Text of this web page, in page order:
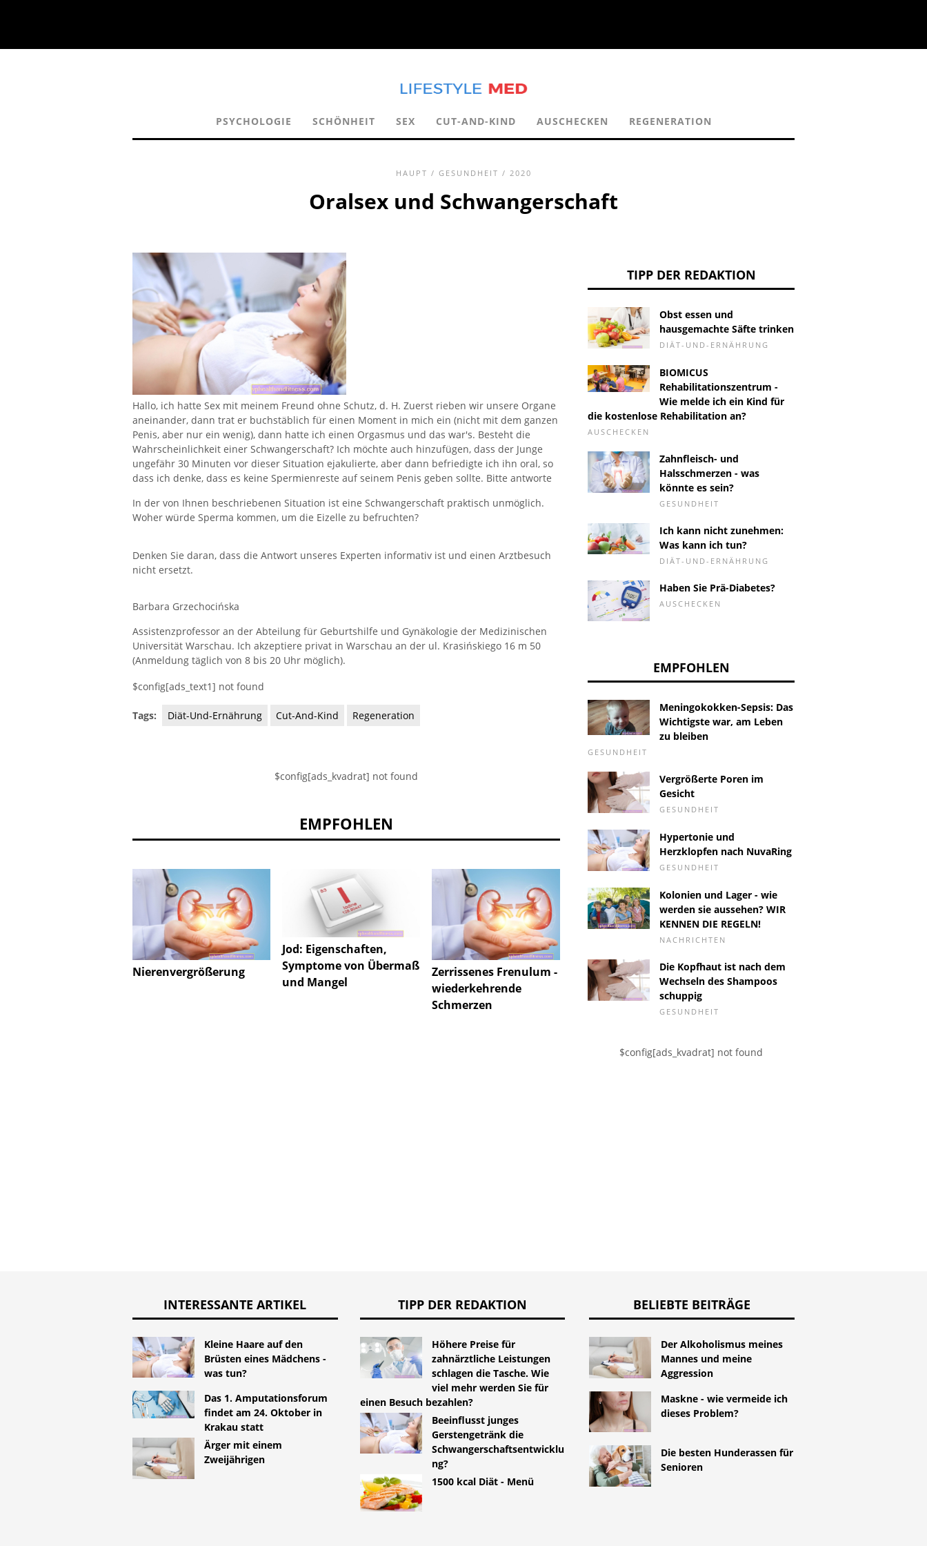
PSYCHOLOGIE SCHÖNHEIT SEX CUT-AND-KIND AUSCHECKEN REGENERATION
HAUPT / GESUNDHEIT / 2020
Oralsex und Schwangerschaft
Hallo, ich hatte Sex mit meinem Freund ohne Schutz, d. H. Zuerst rieben wir unsere Organe
aneinander, dann trat er buchstäblich für einen Moment in mich ein (nicht mit dem ganzen
Penis, aber nur ein wenig), dann hatte ich einen Orgasmus und das war's. Besteht die
Wahrscheinlichkeit einer Schwangerschaft? Ich möchte auch hinzufügen, dass der Junge
ungefähr 30 Minuten vor dieser Situation ejakulierte, aber dann befriedigte ich ihn oral, so
dass ich denke, dass es keine Spermienreste auf seinem Penis geben sollte. Bitte antworte
In der von Ihnen beschriebenen Situation ist eine Schwangerschaft praktisch unmöglich.
Woher würde Sperma kommen, um die Eizelle zu befruchten?
Denken Sie daran, dass die Antwort unseres Experten informativ ist und einen Arztbesuch
nicht ersetzt.
Barbara Grzechocińska
Assistenzprofessor an der Abteilung für Geburtshilfe und Gynäkologie der Medizinischen
Universität Warschau. Ich akzeptiere privat in Warschau an der ul. Krasińskiego 16 m 50
(Anmeldung täglich von 8 bis 20 Uhr möglich).
$config[ads_text1] not found
Tags: Diät-Und-Ernährung Cut-And-Kind Regeneration
$config[ads_kvadrat] not found
EMPFOHLEN
Nierenvergrößerung
Jod: Eigenschaften,
Symptome von Übermaß
und Mangel
Zerrissenes Frenulum -
wiederkehrende
Schmerzen
Brustultraschall - Was
ist Duktopathie?
TIPP DER REDAKTION
Obst essen und
hausgemachte Säfte trinken
DIÄT-UND-ERNÄHRUNG
BIOMICUS
Rehabilitationszentrum -
Wie melde ich ein Kind für
die kostenlose Rehabilitation an?
AUSCHECKEN
Zahnfleisch- und
Halsschmerzen - was
könnte es sein?
GESUNDHEIT
Ich kann nicht zunehmen:
Was kann ich tun?
DIÄT-UND-ERNÄHRUNG
Haben Sie Prä-Diabetes?
AUSCHECKEN
EMPFOHLEN
Meningokokken-Sepsis: Das
Wichtigste war, am Leben
zu bleiben
GESUNDHEIT
Vergrößerte Poren im
Gesicht
GESUNDHEIT
Hypertonie und
Herzklopfen nach NuvaRing
GESUNDHEIT
Kolonien und Lager - wie
werden sie aussehen? WIR
KENNEN DIE REGELN!
NACHRICHTEN
Die Kopfhaut ist nach dem
Wechseln des Shampoos
schuppig
GESUNDHEIT
$config[ads_kvadrat] not found
INTERESSANTE ARTIKEL
Kleine Haare auf den
Brüsten eines Mädchens -
was tun?
Das 1. Amputationsforum
findet am 24. Oktober in
Krakau statt
Ärger mit einem
Zweijährigen
TIPP DER REDAKTION
Höhere Preise für
zahnärztliche Leistungen
schlagen die Tasche. Wie
viel mehr werden Sie für
einen Besuch bezahlen?
Beeinflusst junges
Gerstengetränk die
Schwangerschaftsentwicklu
ng?
1500 kcal Diät - Menü
BELIEBTE BEITRÄGE
Der Alkoholismus meines
Mannes und meine
Aggression
Maskne - wie vermeide ich
dieses Problem?
Die besten Hunderassen für
Senioren